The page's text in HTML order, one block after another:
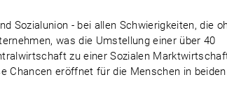
Sozialunion - bei allen Schwierigkeiten, die
was die Umstellung einer über 40
zu einer Sozialen
Chancen eröffnet für die Menschen in beiden